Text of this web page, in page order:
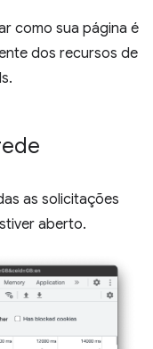
como sua página é
dos recursos de
as solicitações
aberto.